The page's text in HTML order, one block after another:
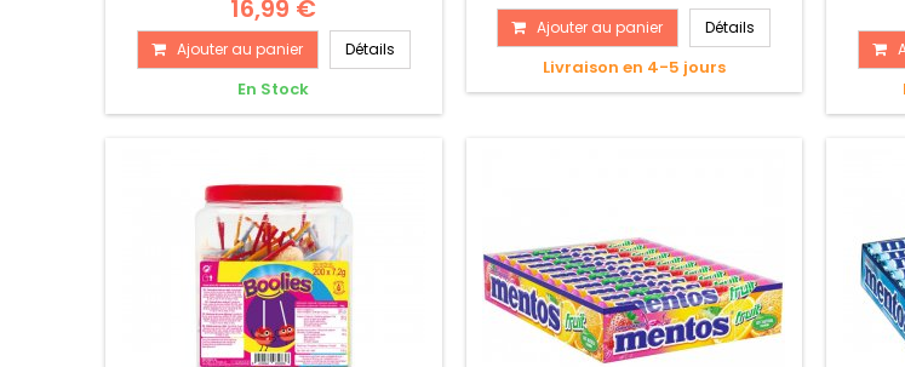
16,99 €
Ajouter au panier Détails
En Stock
Ajouter au panier Détails
Livraison en 4-5 jours